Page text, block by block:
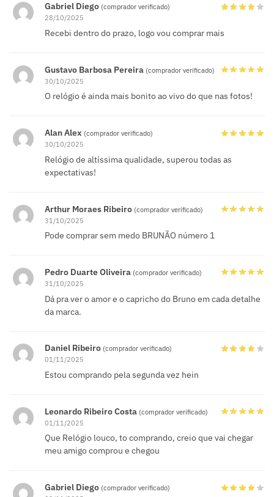
Gabriel Diego (comprador verificado)
28/10/2025
Recebi dentro do prazo, logo vou comprar mais
Gustavo Barbosa Pereira (comprador verificado)
30/10/2025
O relógio é ainda mais bonito ao vivo do que nas fotos!
Alan Alex (comprador verificado)
30/10/2025
Relógio de altíssima qualidade, superou todas as
expectativas!
Arthur Moraes Ribeiro (comprador verificado)
31/10/2025
Pode comprar sem medo BRUNÃO número 1
Pedro Duarte Oliveira (comprador verificado)
31/10/2025
Dá pra ver o amor e o capricho do Bruno em cada detalhe
da marca.
Daniel Ribeiro (comprador verificado)
01/11/2025
Estou comprando pela segunda vez hein
Leonardo Ribeiro Costa (comprador verificado)
01/11/2025
Que Relógio louco, to comprando, creio que vai chegar
meu amigo comprou e chegou
Gabriel Diego (comprador verificado)